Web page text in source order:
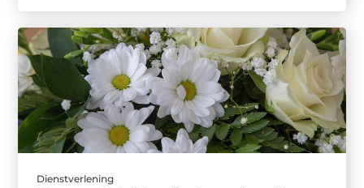
Dienstverlening